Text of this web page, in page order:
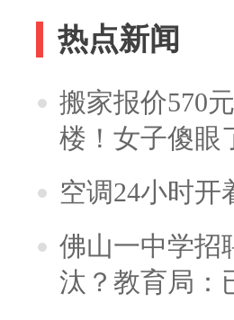
热点新闻
搬家报价570
楼！女子傻
空调24小时开
佛山一中学招
汰？教育局：